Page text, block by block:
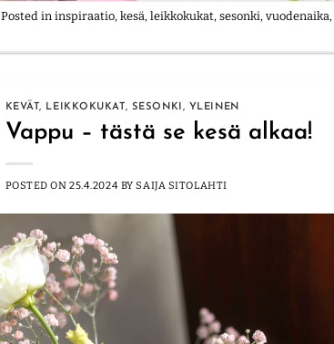
Posted in inspiraatio, kesä, leikkokukat, sesonki, vuodenaika,
KEVÄT, LEIKKOKUKAT , SESONKI , YLEINEN
Vappu – tästä se kesä alkaa!
POSTED ON25.4.2024 BYSAIJA SITOLAHTI